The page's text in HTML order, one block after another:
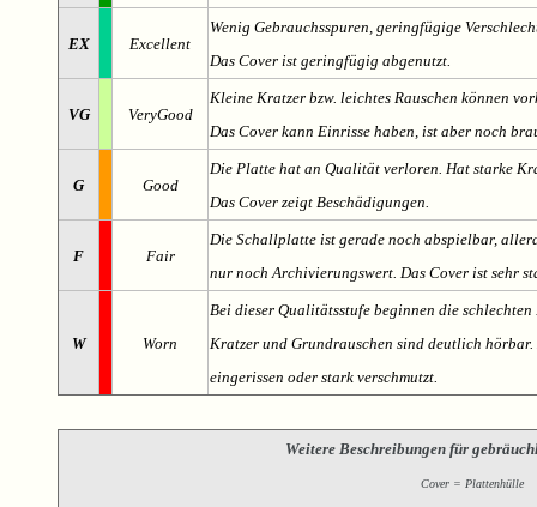
EX Excellent
Wenig Gebrauchsspuren, geringfügige
Das Cover ist geringfügig abgenutzt.
VG VeryGood
Kleine Kratzer bzw. leichtes Rauschen können
Das Cover kann Einrisse haben, ist aber noch
G Good
Die Platte hat an Qualität verloren. Hat starke
Das Cover zeigt Beschädigungen.
F Fair
Die Schallplatte ist gerade noch abspielbar,
nur noch Archivierungswert. Das Cover ist sehr
W Worn
Bei dieser Qualitätsstufe beginnen die
Kratzer und Grundrauschen sind deutlich
eingerissen oder stark verschmutzt.
Weitere Beschreibungen für
Cover = Plattenhülle